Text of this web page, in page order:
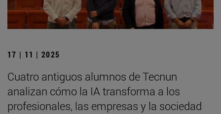
17 | 11 | 2025
Cuatro antiguos alumnos de Tecnun
analizan cómo la IA transforma a los
profesionales, las empresas y la sociedad